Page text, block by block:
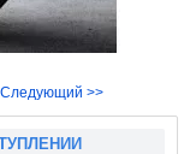
Следующий >>